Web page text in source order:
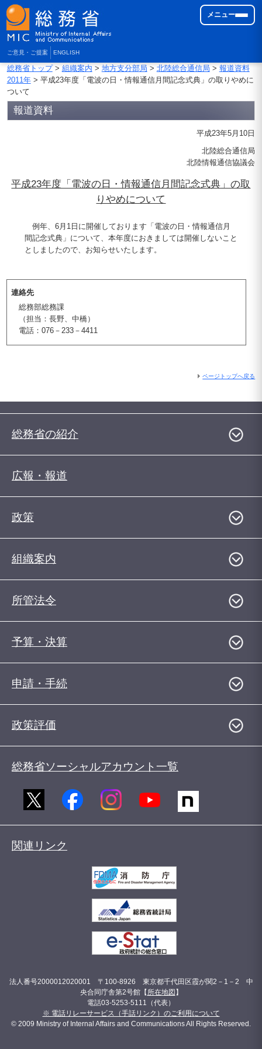
ご意見・ご提案 ENGLISH
メニュー
総務省トップ> 組織案内 > 地方支分部局 > 北陸総合通信局 > 報道資料
2011年> 平成23年度「電波の日・情報通信月間記念式典」の取りやめに
ついて
報道資料
平成23年5月10日
北陸総合通信局
北陸情報通信協議会
平成23年度「電波の日・情報通信月間記念式典」の取
りやめについて
例年、6月1日に開催しております「電波の日・情報通信月
間記念式典」について、本年度におきましては開催しないこと
としましたので、お知らせいたします。
連絡先
総務部総務課
（担当：長野、中橋）
電話：076－233－4411
ページトップへ戻る
総務省の紹介
広報・報道
政策
組織案内
所管法令
予算・決算
申請・手続
政策評価
総務省ソーシャルアカウント一覧
関連リンク
法人番号2000012020001 〒100-8926 東京都千代田区霞が関2－1－2 中
央合同庁舎第2号館【 所在地図 】
電話03-5253-5111（代表）
※ 電話リレーサービス（手話リンク）のご利用について
© 2009 Ministry of Internal Affairs and Communications All Rights Reserved.